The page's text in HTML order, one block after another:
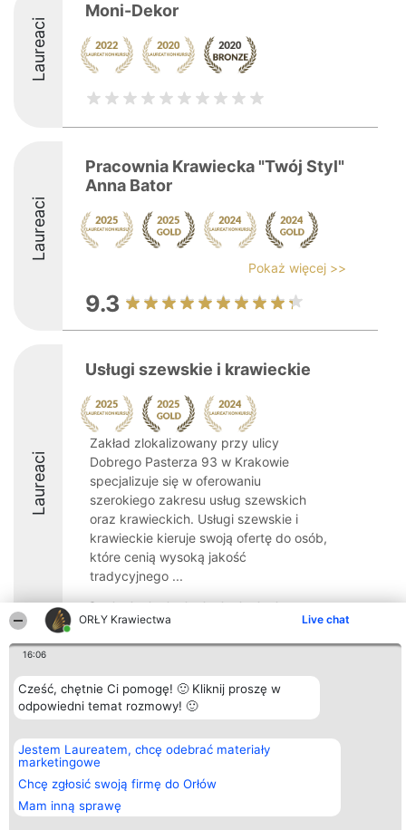
ORŁY Krawiectwa Live chat
16:06
Cześć, chętnie Ci pomogę! 🙂 Kliknij proszę w
odpowiedni temat rozmowy! 🙂
Jestem Laureatem, chcę odebrać materiały
marketingowe
Chcę zgłosić swoją firmę do Orłów
Mam inną sprawę
Laureaci
Moni-Dekor
Laureaci
Pracownia Krawiecka "Twój Styl"
Anna Bator
Pokaż więcej >>
9.3
Laureaci
Usługi szewskie i krawieckie
Zakład zlokalizowany przy ulicy
Dobrego Pasterza 93 w Krakowie
specjalizuje się w oferowaniu
szerokiego zakresu usług szewskich
oraz krawieckich. Usługi szewskie i
krawieckie kieruje swoją ofertę do osób,
które cenią wysoką jakość
tradycyjnego ...
9
Organizator plebiscytu
Bright Side Solutions sp. z o.
o. sp. k.
ul. Ruska 22
KRS 0000749100 | Regon
381313360 | NIP 8943132676
+48 508 492 400
Plebiscyt
Laureaci
Lista
wszystkich
Zasady
Regulamin
Prywatności
Kontakt
Kontakt